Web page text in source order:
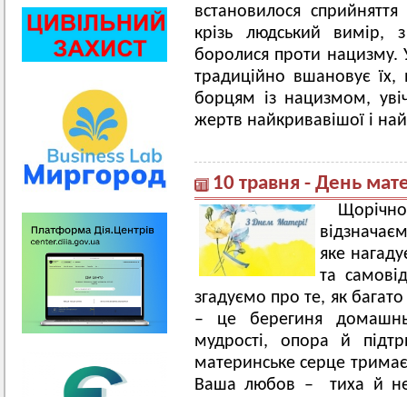
встановилося
крізь людський вимір,
боролися проти нацизму.
традиційно вшановує їх,
борцям із нацизмом,
жертв найкривавішої і
10 травня - День
яке
та
згадуємо про те, як
– це берегиня
мудрості, опора й
материнське серце
Ваша любов – тиха й